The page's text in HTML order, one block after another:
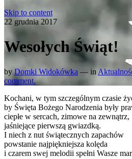
Skip to content
22 grudnia 2017
Wesołych Świąt!
byDomki Widokówka — in
comment.
Kochani, w tym szczególnym czasie
by Święta Bożego Narodzenia były
ciepłe w sercach, zimowe na zewnątrz,
jaśniejące pierwszą gwiazdką.
I niech z nut świątecznych zapachów
powstanie najpiękniejsza kolęda
i czarem swej melodii spełni Wasze